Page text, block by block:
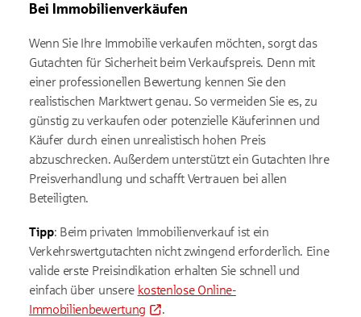
Bei Immobilienverkäufen
Wenn Sie Ihre Immobilie verkaufen möchten, sorgt das
Gutachten für Sicherheit beim Verkaufspreis. Denn mit
einer professionellen Bewertung kennen Sie den
realistischen Marktwert genau. So vermeiden Sie es, zu
günstig zu verkaufen oder potenzielle Käuferinnen und
Käufer durch einen unrealistisch hohen Preis
abzuschrecken. Außerdem unterstützt ein Gutachten Ihre
Preisverhandlung und schafft Vertrauen bei allen
Beteiligten.
Tipp: Beim privaten Immobilienverkauf ist ein
Verkehrswertgutachten nicht zwingend erforderlich. Eine
valide erste Preisindikation erhalten Sie schnell und
einfach über unsere kostenlose Online-
Immobilienbewertung
.